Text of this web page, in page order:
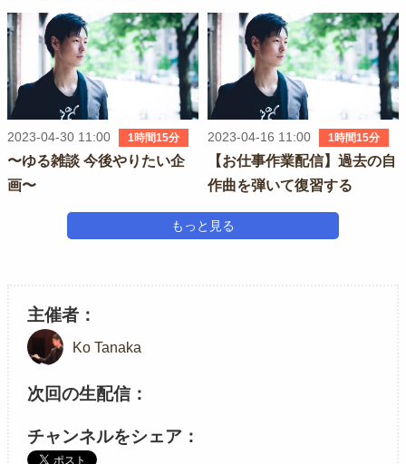
る
2023-04-30 11:00 1時間15分
〜ゆる雑談 今後やりたい企
画〜
2023-04-16 11:00 1時間15分
【お仕事作業配信】過去の自
作曲を弾いて復習する
もっと見る
主催者
Ko Tanaka
次回の生配信
チャンネルをシェア